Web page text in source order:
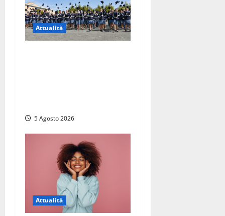
Attualità
5 Agosto 2026
Attualità